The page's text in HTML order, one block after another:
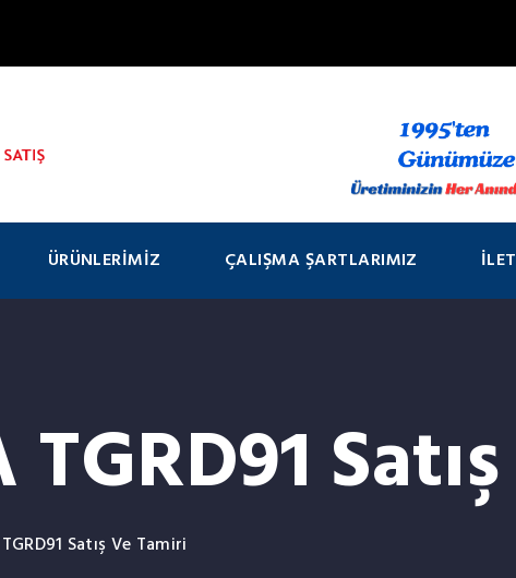
ÜRÜNLERIMIZ ÇALIŞMA ŞARTLARIMIZ
Satış Ve Tamiri